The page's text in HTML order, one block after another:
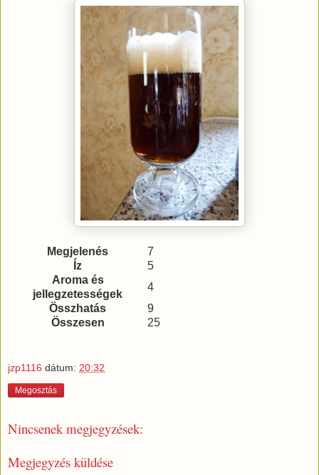
Megjelenés
7
Íz
5
Aroma és
jellegzetességek
4
Összhatás
9
Összesen
25
jzp1116 dátum: 20:32
Megosztás
Nincsenek megjegyzések:
Megjegyzés küldése